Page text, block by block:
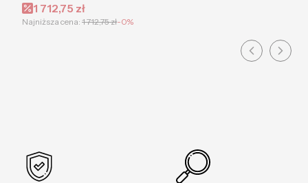
Cena promocyjna
1 712,75 zł
Najniższa cena: 1 712,75 zł-0%